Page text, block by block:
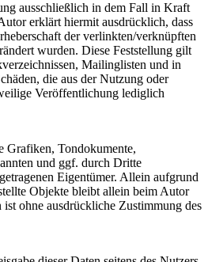
ausschließlich in dem Fall in Kraft
erklärt hiermit ausdrücklich, dass
der verlinkten/verknüpften
wurden. Diese Feststellung gilt
Mailinglisten und in
die aus der Nutzung oder
Veröffentlichung lediglich
Grafiken, Tondokumente,
und ggf. durch Dritte
Eigentümer. Allein aufgrund
Objekte bleibt allein beim Autor
ohne ausdrückliche Zustimmung des